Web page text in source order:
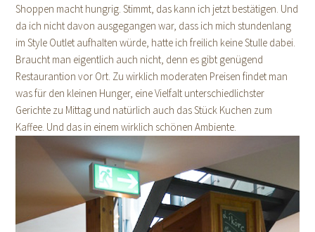
Shoppen macht hungrig. Stimmt, das kann ich jetzt bestätigen. Und
da ich nicht davon ausgegangen war, dass ich mich stundenlang
im Style Outlet aufhalten würde, hatte ich freilich keine Stulle dabei.
Braucht man eigentlich auch nicht, denn es gibt genügend
Restaurantion vor Ort. Zu wirklich moderaten Preisen findet man
was für den kleinen Hunger, eine Vielfalt unterschiedlichster
Gerichte zu Mittag und natürlich auch das Stück Kuchen zum
Kaffee. Und das in einem wirklich schönen Ambiente.